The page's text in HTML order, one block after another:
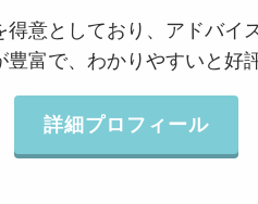
得意としており、アドバイ
富で、わかりやすいと好
詳細プロフィール